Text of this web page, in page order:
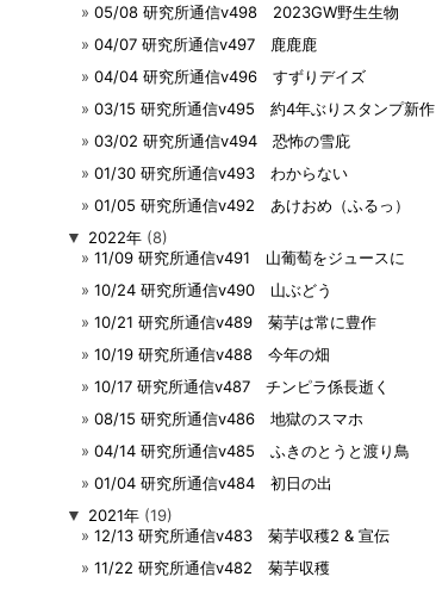
05/08 研究所通信v498 2023GW野生生物
04/07 研究所通信v497 鹿鹿鹿
04/04 研究所通信v496 すずりデイズ
03/15 研究所通信v495 約4年ぶりスタンプ新作
03/02 研究所通信v494 恐怖の雪庇
01/30 研究所通信v493 わからない
01/05 研究所通信v492 あけおめ（ふるっ）
▼ 2022年(8)
11/09 研究所通信v491 山葡萄をジュースに
10/24 研究所通信v490 山ぶどう
10/21 研究所通信v489 菊芋は常に豊作
10/19 研究所通信v488 今年の畑
10/17 研究所通信v487 チンピラ係長逝く
08/15 研究所通信v486 地獄のスマホ
04/14 研究所通信v485 ふきのとうと渡り鳥
01/04 研究所通信v484 初日の出
▼ 2021年(19)
12/13 研究所通信v483 菊芋収穫2 & 宣伝
11/22 研究所通信v482 菊芋収穫